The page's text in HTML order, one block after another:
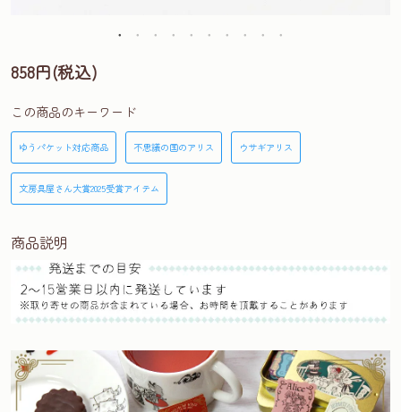
858円(税込)
この商品のキーワード
ゆうパケット対応商品 不思議の国のアリス ウサギアリス
文房具屋さん大賞2025受賞アイテム
商品説明